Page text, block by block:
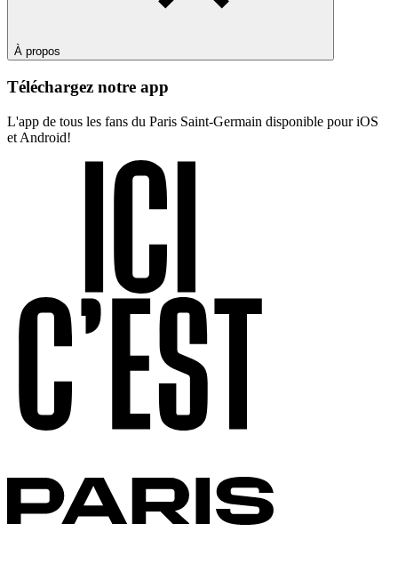
À propos
Téléchargez notre app
L'app de tous les fans du Paris Saint-Germain disponible pour iOS
et Android!